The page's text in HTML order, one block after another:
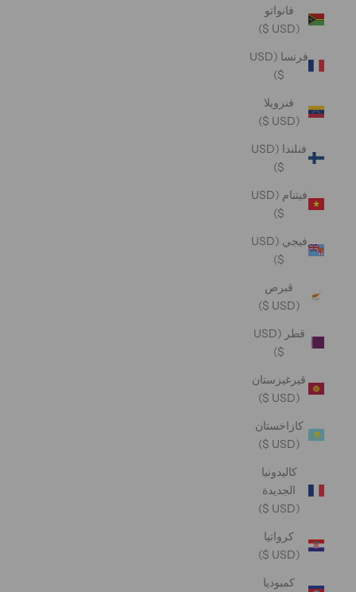
فانواتو
(USD $)
فرنسا (USD
$)
فنزويلا
(USD $)
فنلندا (USD
$)
فيتنام (USD
$)
فيجي (USD
$)
قبرص
(USD $)
قطر (USD
$)
قيرغيزستان
(USD $)
كازاخستان
(USD $)
كاليدونيا
الجديدة
(USD $)
كرواتيا
(USD $)
كمبوديا